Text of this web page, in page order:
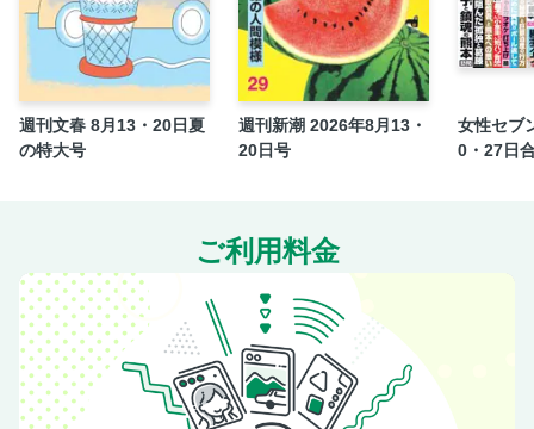
見もの聞きもの
ＧＡＭＥ ―ゲーム― 村山由佳
アウト老のすすめ みうらじゅん
「夫」になれない日本の男たち エマニュエル・トッド×三
宅香帆
言葉尻とらえ隊 能町みね子
伊藤理佐のおんなの窓／読者より／表紙のことば
湯河原ヘルスツーリズム
笠原将弘のご自愛めし ちゃんと食ってるか!?
おいしい！私の取り寄せ便 岩田明子
週刊文春 8月13・20日夏
の特大号
週刊新潮 2026年8月13・
20日号
女性セブ
0・27日
ご利用料金